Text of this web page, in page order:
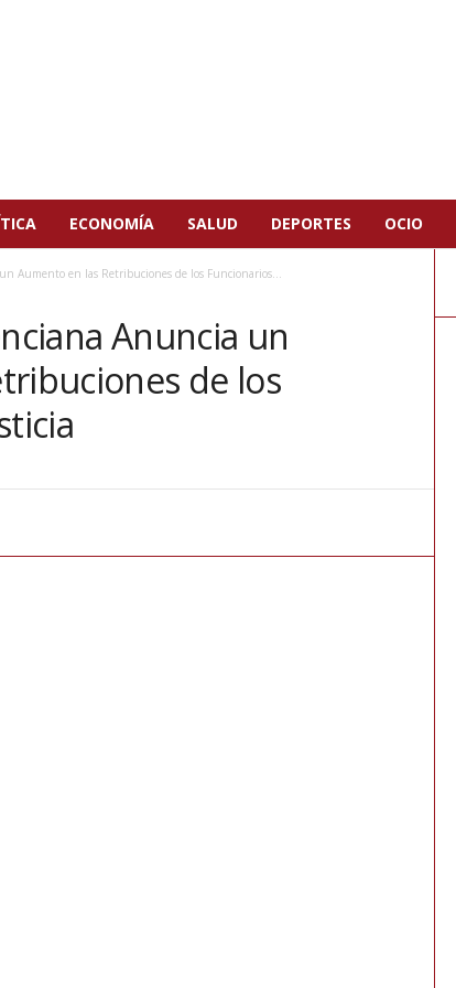
ECONOMÍA SALUD DEPORTES OCIO
Aumento en las Retribuciones de los Funcionarios...
Anuncia un
de los